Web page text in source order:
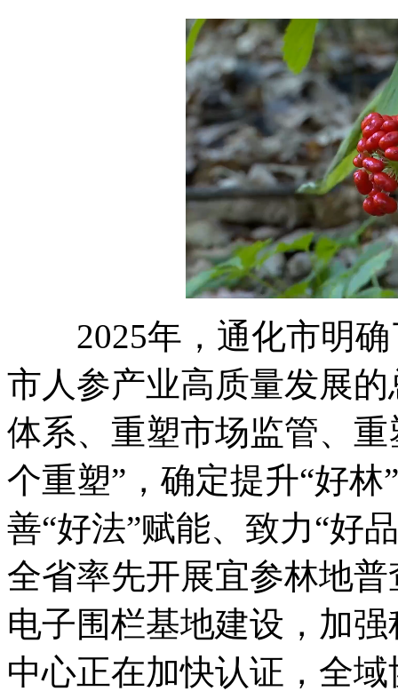
2025年，通化市明确
市人参产业高质量发展
体系、重塑市场监管、
个重塑”，确定提升“好
善“好法”赋能、致力“好
全省率先开展宜参林地
电子围栏基地建设，加
中心正在加快认证，全